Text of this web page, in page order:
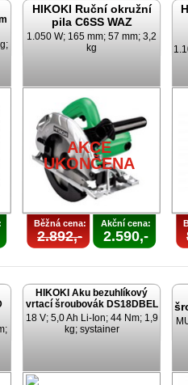
HIKOKI Ruční okružní
pila C6SS WAZ
1.050 W; 165 mm; 57 mm; 3,2
kg
AKCE
UKONČENA
Běžná cena:
2.892,-
Akční cena:
2.590,-
HIKOKI Aku bezuhlíkový
vrtací šroubovák DS18DBEL
18 V; 5,0 Ah Li-Ion; 44 Nm; 1,9
kg; systainer